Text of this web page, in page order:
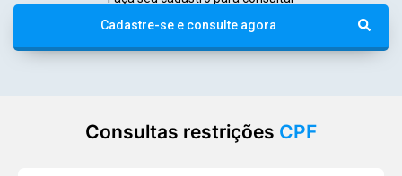
Cadastre-se e consulte agora
Consultas restrições CPF